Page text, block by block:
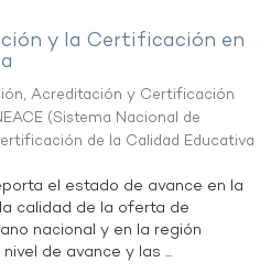
y la Certificación en
Acreditación y Certificación
(Sistema Nacional de
de la Calidad Educativa
el estado de avance en la
calidad de la oferta de
nacional y en la región
de avance y las ...